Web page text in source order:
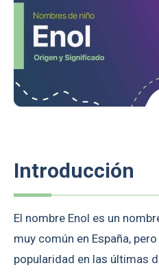
Introducción
El nombre Enol es un
muy común en España,
popularidad en las últimas